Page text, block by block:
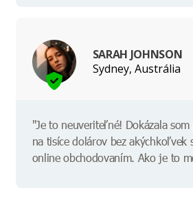
SARAH JOHNSON
Sydney, Austrália
"Je to neuveriteľné! Dokázala
na tisíce dolárov bez akýchkoľvek
online obchodovaním. Ako je to